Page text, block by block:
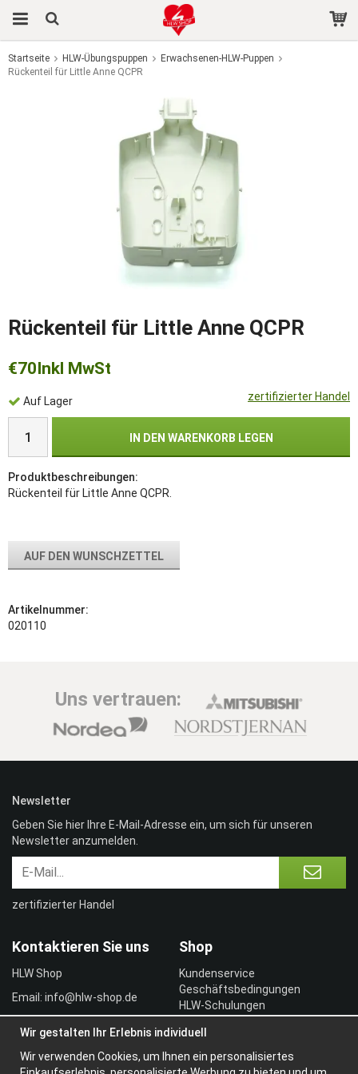
Das Produkt wurde in Ihren Warenkorb gelegt
Startseite HLW-Übungspuppen
Erwachsenen-HLW-Puppen
Rückenteil für Little Anne QCPR
Rückenteil für Little Anne QCPR
zertifizierter Handel
€70Inkl MwSt
Auf Lager
IN DEN WARENKORB LEGEN
Produktbeschreibungen:
Rückenteil für Little Anne QCPR.
AUF DEN WUNSCHZETTEL
Artikelnummer:
020110
Uns vertrauen:
Kontaktieren Sie uns
HLW Shop
Email: info@hlw-shop.de
Shop
Kundenservice
Geschäftsbedingungen
HLW-Schulungen
Vertragskunde
Einloggen
Newsletter
Geben Sie hier Ihre E-Mail-Adresse ein, um sich für unseren
Newsletter anzumelden.
zertifizierter Handel
Wir gestalten Ihr Erlebnis individuell
Wir verwenden Cookies, um Ihnen ein personalisiertes